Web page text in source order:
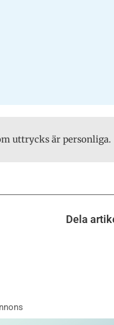
uttrycks är personliga.
Dela